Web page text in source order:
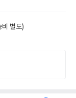
별도)